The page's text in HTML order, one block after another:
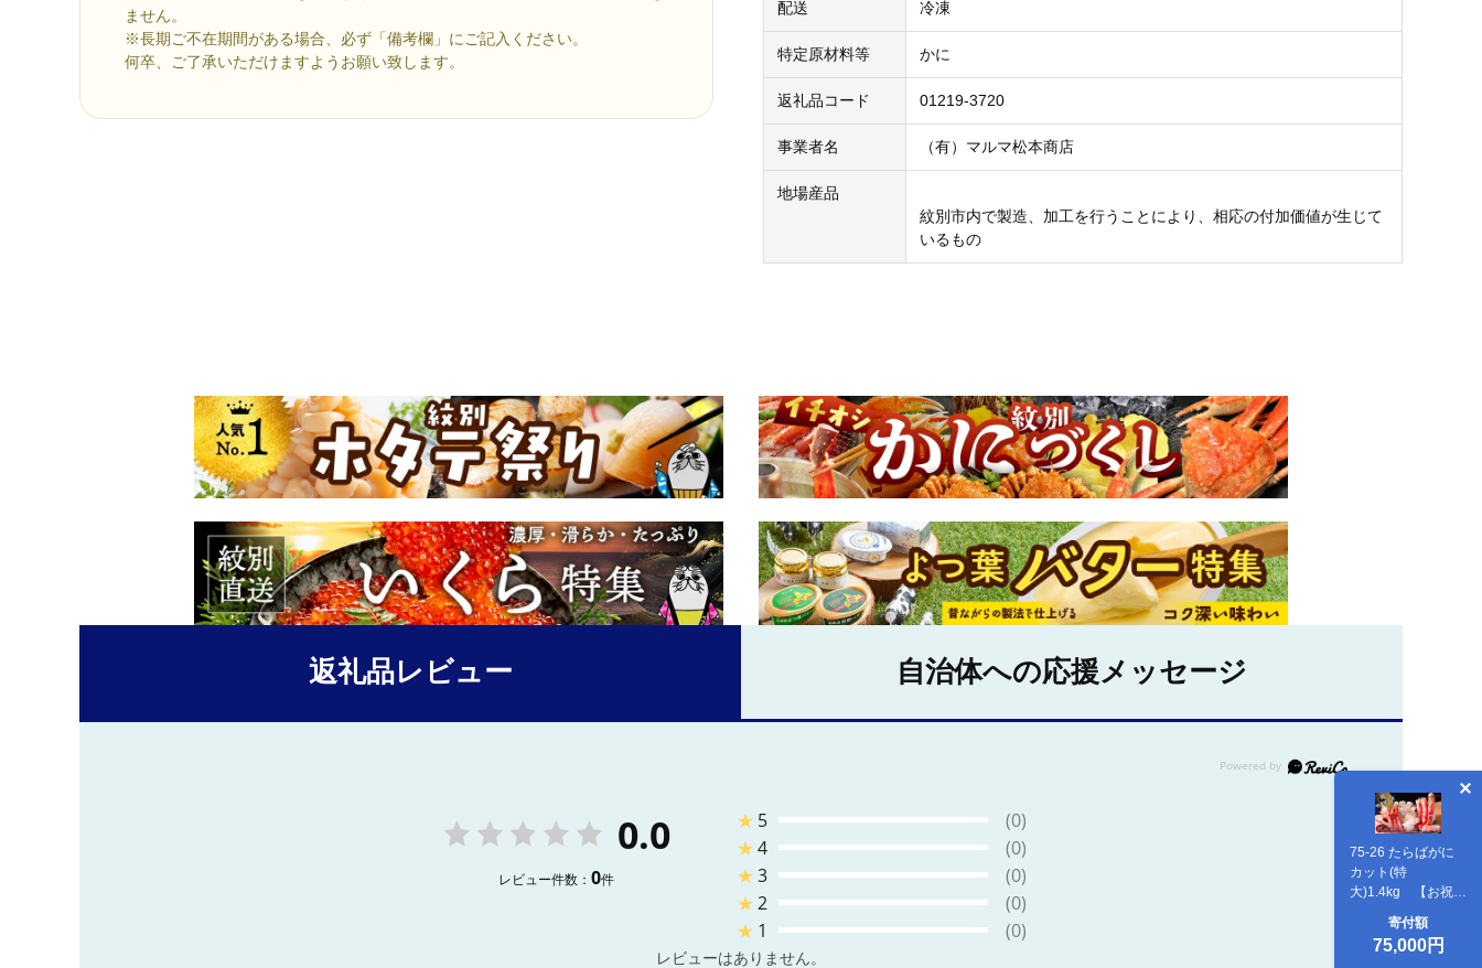
ません。
※長期ご不在期間がある場合、必ず「備考欄」にご記入ください。
何卒、ご了承いただけますようお願い致します。
75-26 たらばがに
カット(特
大)1.4kg 【お祝い
事や自分へのご褒
美にも】
寄付額
75,000円
配送 冷凍
特定原材料等 かに
返礼品コード 01219-3720
事業者名 （有）マルマ松本商店
地場産品
紋別市内で製造、加工を行うことにより、相応の付加価値が生じて
いるもの
返礼品レビュー 自治体への応援メッセージ
0.0
レビュー件数： 0件
★ 5
(0)
★4
(0)
★3
(0)
★2
(0)
★ 1 (0)
レビューはありません。